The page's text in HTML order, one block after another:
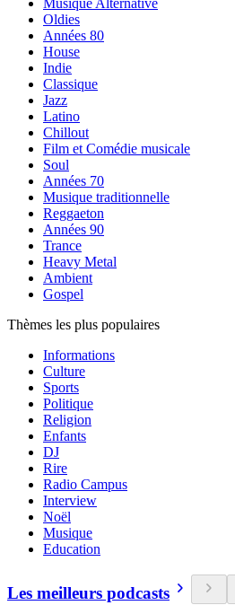
Musique Alternative
Oldies
Années 80
House
Indie
Classique
Jazz
Latino
Chillout
Film et Comédie musicale
Soul
Années 70
Musique traditionnelle
Reggaeton
Années 90
Trance
Heavy Metal
Ambient
Gospel
Thèmes les plus populaires
Informations
Culture
Sports
Politique
Religion
Enfants
DJ
Rire
Radio Campus
Interview
Noël
Musique
Education
Les meilleurs podcasts